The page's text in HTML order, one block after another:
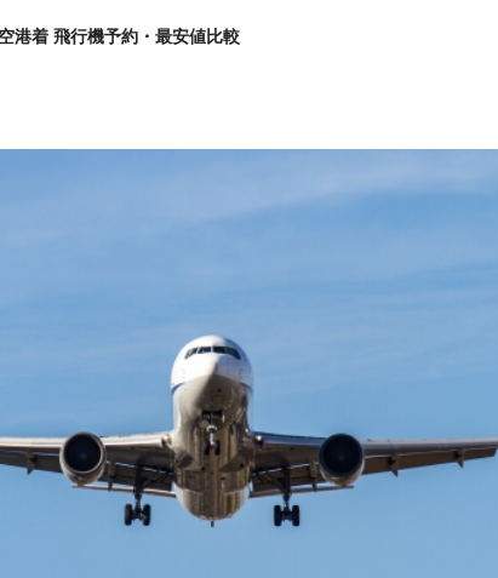
港着 飛行機予約・最安値比較